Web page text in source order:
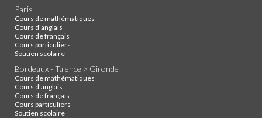
Paris
Cours de mathématiques
Cours d'anglais
Cours de français
Cours particuliers
Soutien scolaire
Bordeaux - Talence > Gironde
Cours de mathématiques
Cours d'anglais
Cours de français
Cours particuliers
Soutien scolaire